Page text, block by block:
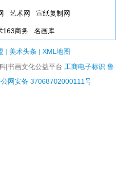
艺术网 宣纸复制网
163商务 名画库
| 美术头条 |XML地图
|书画文化公益平台 工商电子标识 鲁
网安备 37068702000111号